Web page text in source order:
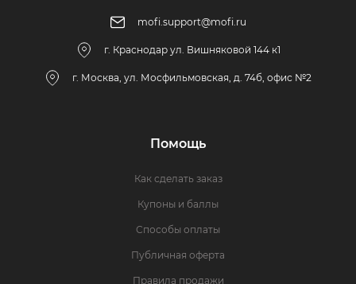
mofi.support@mofi.ru
г. Краснодар ул. Вишняковой 144 к1
г. Москва, ул. Мосфильмовская, д. 74б, офис №2
Помощь
Как сделать заказ
Купоны и баллы
Способы оплаты
Публичная оферта
Правила продажи